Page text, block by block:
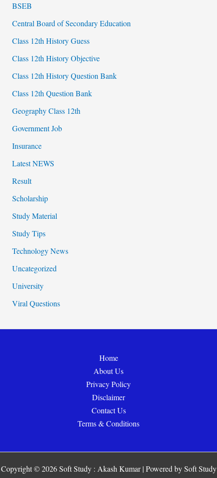
BSEB
Central Board of Secondary Education
Class 12th History Guess
Class 12th History Objective
Class 12th History Question Bank
Class 12th Question Bank
Geography Class 12th
Government Job
Insurance
Latest NEWS
Result
Scholarship
Study Material
Study Tips
Technology News
Uncategorized
University
Viral Questions
Home
About Us
Privacy Policy
Disclaimer
Contact Us
Terms & Conditions
Copyright © 2026 Soft Study : Akash Kumar | Powered by Soft Study